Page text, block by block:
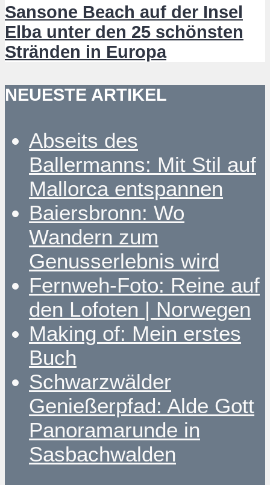
Sansone Beach auf der Insel
Elba unter den 25 schönsten
Stränden in Europa
NEUESTE ARTIKEL
Abseits des
Ballermanns: Mit Stil auf
Mallorca entspannen
Baiersbronn: Wo
Wandern zum
Genusserlebnis wird
Fernweh-Foto: Reine auf
den Lofoten | Norwegen
Making of: Mein erstes
Buch
Schwarzwälder
Genießerpfad: Alde Gott
Panoramarunde in
Sasbachwalden